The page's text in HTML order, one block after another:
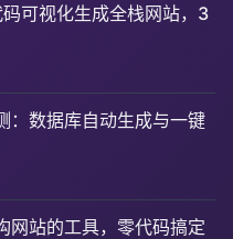
可视化生成全栈网站，3
：数据库自动生成与一键
网站的工具，零代码搞定